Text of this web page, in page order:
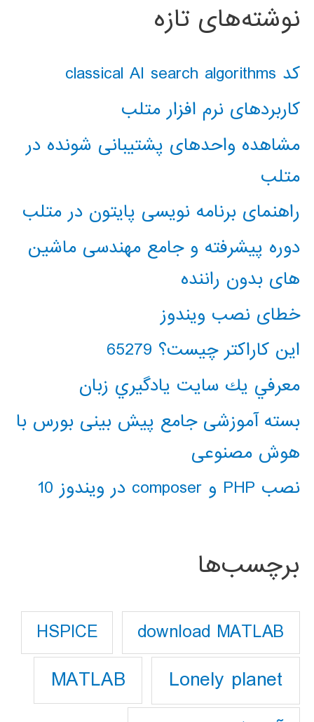
نوشته‌های تازه
کد classical AI search algorithms
کاربردهای نرم افزار متلب
مشاهده واحدهای پشتیبانی شونده در
متلب
راهنمای برنامه نویسی پایتون در متلب
دوره پیشرفته و جامع مهندسی ماشین
های بدون راننده
خطای نصب ویندوز
این کاراکتر چیست؟ 65279
معرفي يك سايت يادگيري زبان
بسته آموزشی جامع پیش بینی بورس با
هوش مصنوعی
نصب PHP و composer در ویندوز 10
برچسب‌ها
download MATLAB
HSPICE
Lonely planet
MATLAB